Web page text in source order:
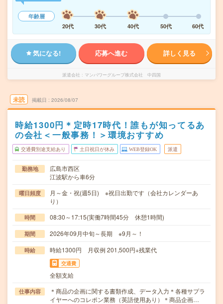
年齢層
20代
30代 40代 50代 60代
気になる! 応募へ進む 詳しく見る
派遣会社 マンパワーグループ株式会社 中四国
未読 掲載日 2026/08/07
時給1300円＊定時17時代！誰もが知ってるあ
の会社＜一般事務！＞環境おすすめ
交通費別途支給あり 土日祝日が休み WEB登録OK 派遣
勤務地
広島市西区
江波駅から車6分
曜日頻度
月～金・祝(週5日) ※祝日出勤です（会社カレンダーあ
り）
時間 08:30～17:15(実働7時間45分 休憩1時間)
期間 2026年09月中旬～長期 ※9月～！
時給 時給1300円 月収例 201,500円+残業代
交通費
全額支給
仕事内容
＊商品の企画に関する書類作成、データ入力＊各種サプラ
イヤーへのコレポン業務（英語使用あり）＊商品企画…